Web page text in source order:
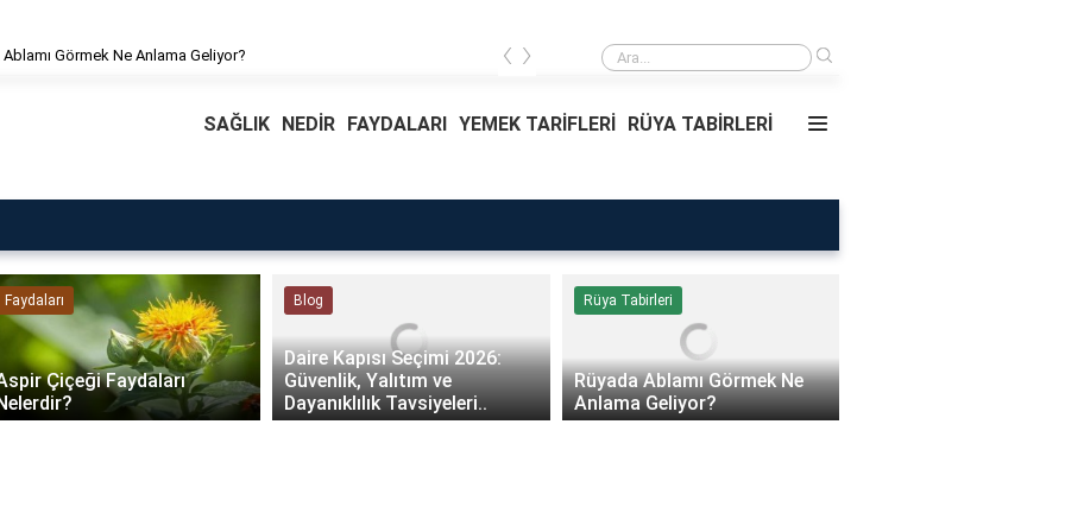
Görmek Ne Anlama Geliyor? Rüyada Ablamı Görmek Ne Anlama Geliyor?
‹ ›
SAĞLIK NEDİR FAYDALARI YEMEK TARİFLERİ RÜYA TABİRLERİ
Faydaları
Çiçeği Faydaları
Blog
Daire Kapısı Seçimi 2026:
Güvenlik, Yalıtım ve
Dayanıklılık Tavsiyeleri..
Rüya Tabirleri
Rüyada Ablamı Görmek Ne
Anlama Geliyor?